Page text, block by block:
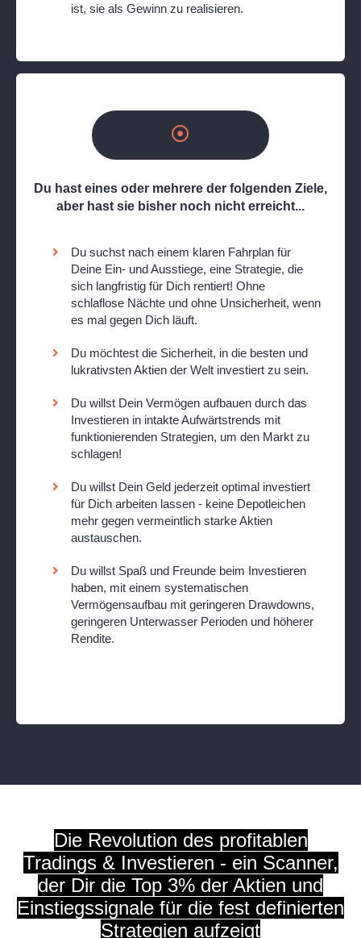
ist, sie als Gewinn zu realisieren.
Du hast eines oder mehrere der folgenden Ziele,
aber hast sie bisher noch nicht erreicht...
Du suchst nach einem klaren Fahrplan für
Deine Ein- und Ausstiege, eine Strategie, die
sich langfristig für Dich rentiert! Ohne
schlaflose Nächte und ohne Unsicherheit, wenn
es mal gegen Dich läuft.
Du möchtest die Sicherheit, in die besten und
lukrativsten Aktien der Welt investiert zu sein.
Du willst Dein Vermögen aufbauen durch das
Investieren in intakte Aufwärtstrends mit
funktionierenden Strategien, um den Markt zu
schlagen!
Du willst Dein Geld jederzeit optimal investiert
für Dich arbeiten lassen - keine Depotleichen
mehr gegen vermeintlich starke Aktien
austauschen.
Du willst Spaß und Freunde beim Investieren
haben, mit einem systematischen
Vermögensaufbau mit geringeren Drawdowns,
geringeren Unterwasser Perioden und höherer
Rendite.
Die Revolution des profitablen
Tradings & Investieren - ein Scanner,
der Dir die Top 3% der Aktien und
Einstiegssignale für die fest definierten
Strategien aufzeigt